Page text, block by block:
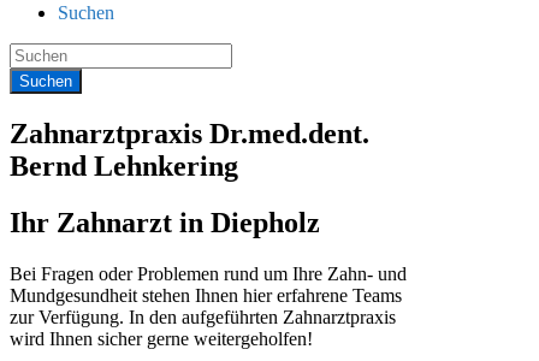
Suchen
Zahnarztpraxis Dr.med.dent.
Bernd Lehnkering
Ihr Zahnarzt in Diepholz
Bei Fragen oder Problemen rund um Ihre Zahn- und
Mundgesundheit stehen Ihnen hier erfahrene Teams
zur Verfügung. In den aufgeführten Zahnarztpraxis
wird Ihnen sicher gerne weitergeholfen!